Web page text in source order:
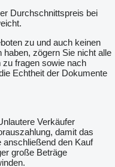
Durchschnittspreis bei
zu und auch keinen
zögern Sie nicht alle
fragen sowie nach
Echtheit der Dokumente
Verkäufer
damit das
anschließend den Kauf
große Beträge